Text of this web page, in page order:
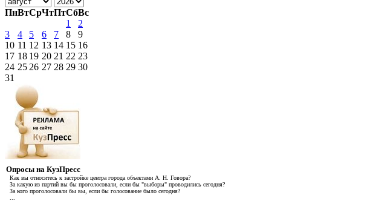
ПнВтСрЧтПтСбВс
1
2
3
4 5 6 7 8
9
10 11 12 13 14 15 16
17 18 19 20 21 22 23
24 25 26 27 28 29 30
31
Опросы на КузПресс
Как вы относитесь к застройке центра города объектами А. Н. Говора?
За какую из партий вы бы проголосовали, если бы "выборы" проводились сегодня?
За кого проголосовали бы вы, если бы голосование было сегодня?